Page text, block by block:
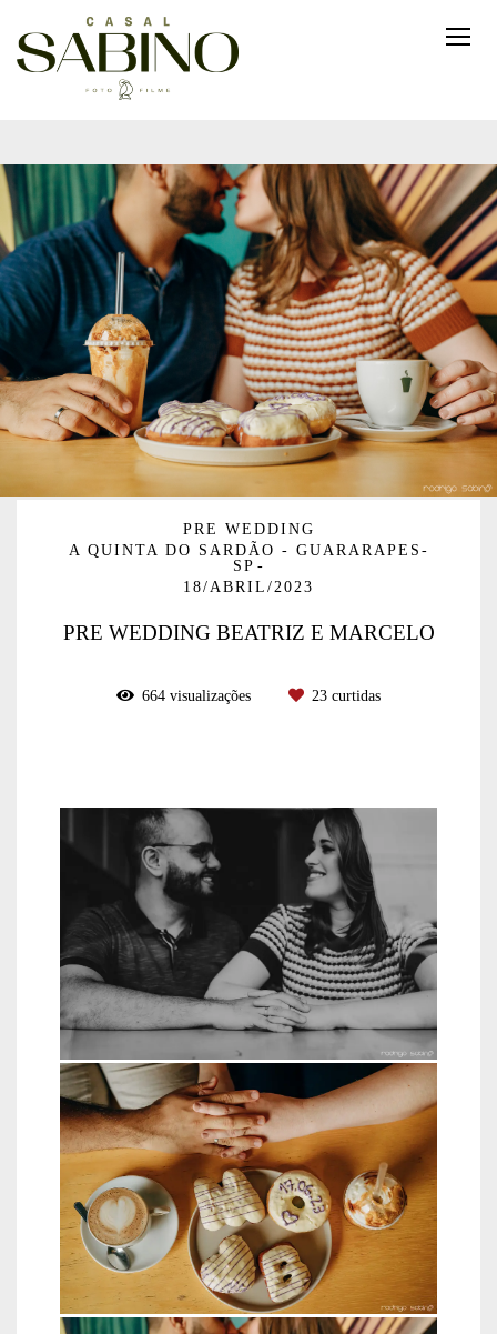
PRE WEDDING
A QUINTA DO SARDÃO - GUARARAPES-
SP
18/ABRIL/2023
PRE WEDDING BEATRIZ E MARCELO
664 visualizações 23 curtidas